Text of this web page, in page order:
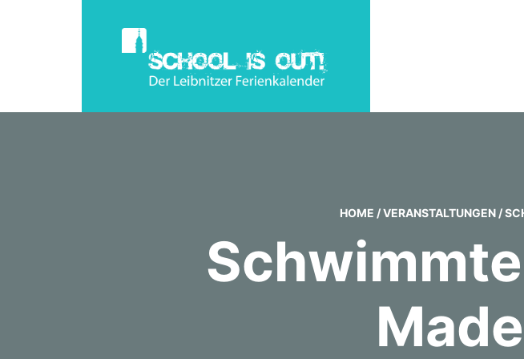
HOME / VERANSTALTUNGEN /